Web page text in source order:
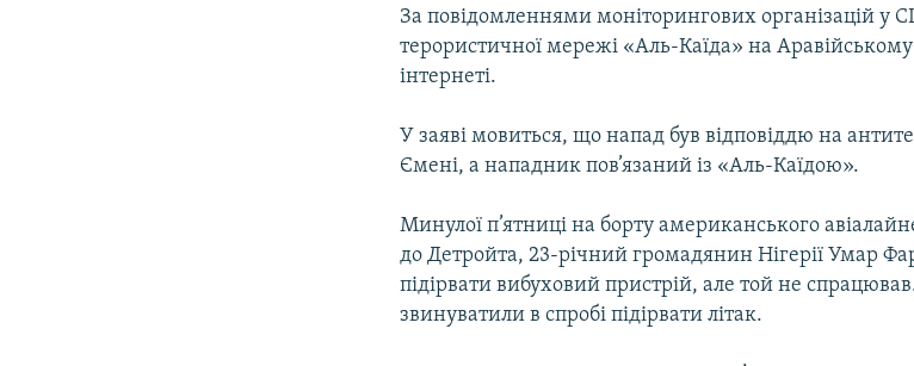
За повідомленнями моніторингових організацій у
терористичної мережі «Аль-Каїда» на Аравійському
інтернеті.
У заяві мовиться, що напад був відповіддю на
Ємені, а нападник пов’язаний із «Аль-Каїдою».
Минулої п’ятниці на борту американського
до Детройта, 23-річний громадянин Нігерії Умар
підірвати вибуховий пристрій, але той не
звинуватили в спробі підірвати літак.